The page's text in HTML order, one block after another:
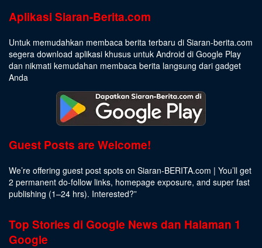
Aplikasi Siaran-Berita.com
Untuk memudahkan membaca berita terbaru di Siaran-berita.com
segera download aplikasi khusus untuk Android di Google Play
dan nikmati kemudahan membaca berita langsung dari gadget
Anda
Guest Posts are Welcome!
We’re offering guest post spots on Siaran-BERITA.com | You’ll get
2 permanent do-follow links, homepage exposure, and super fast
publishing (1–24 hrs). Interested?”
Top Stories di Google News dan Halaman 1
Google